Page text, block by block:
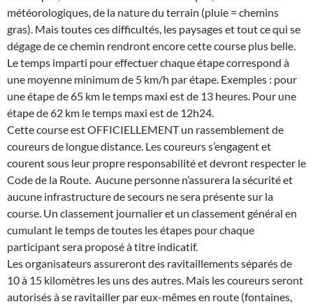
météorologiques, de la nature du terrain (pluie = chemins
gras). Mais toutes ces difficultés, les paysages et tout ce qui se
dégage de ce chemin rendront encore cette course plus belle.
Le temps imparti pour effectuer chaque étape correspond à
une moyenne minimum de 5 km/h par étape. Exemples : pour
une étape de 65 km le temps maxi est de 13 heures. Pour une
étape de 62 km le temps maxi est de 12h24.
Cette course est OFFICIELLEMENT un rassemblement de
coureurs de longue distance. Les coureurs s’engagent et
courent sous leur propre responsabilité et devront respecter le
Code de la Route. Aucune personne n’assurera la sécurité et
aucune infrastructure de secours ne sera présente sur la
course. Un classement journalier et un classement général en
cumulant le temps de toutes les étapes pour chaque
participant sera proposé à titre indicatif.
Les organisateurs assureront des ravitaillements séparés de
10 à 15 kilomètres les uns des autres. Mais les coureurs seront
autorisés à se ravitailler par eux-mêmes en route (fontaines,